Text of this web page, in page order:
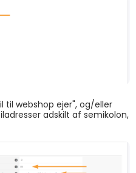
webshop ejer", og/eller
adskilt af semikolon,